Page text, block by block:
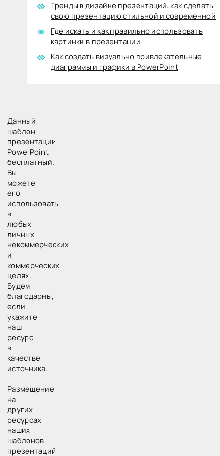
УКАЗАТЕЛЬ
УВЕЛИЧЕНИЕ
ПРИБЫЛЬ
Данный
шаблон
презентации
PowerPoint
бесплатный.
Вы
можете
его
использовать
в
любых
личных
некоммерческих
и
коммерческих
целях.
Будем
благодарны,
если
укажите
наш
ресурс
в
качестве
источника.
Размещение
на
других
ресурсах
наших
шаблонов
презентаций
Тренды в дизайне презентаций: как сделать
свою презентацию стильной и современной
Где искать и как правильно использовать
картинки в презентации
Как создать визуально привлекательные
диаграммы и графики в PowerPoint